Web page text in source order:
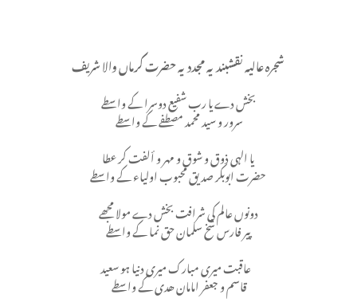
شجره عالیہ نقشبندیہ مجددیہ حضرت کرماں والا شریف
بخش دے یا رب شفیع دوسرا کے واسطے
سرور و سید محمد مصطفے کے واسطے
يا الہی ذوق و شوق و مهر و ألفت کر عطا
حضرت ابوبکر صدیق محبوب اولیاء کے واسطے
دونوں عالم کی شرافت بخش دے مولا مجھے
پیر فارس شخ سلمان حق نما کے واسطے
قاسم و جعفر امامان ھدی کے واسطے